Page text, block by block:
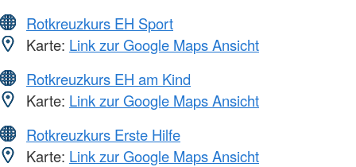
Rotkreuzkurs EH Sport
Karte: Link zur Google Maps Ansicht
Rotkreuzkurs EH am Kind
Karte: Link zur Google Maps Ansicht
Rotkreuzkurs Erste Hilfe
Karte: Link zur Google Maps Ansicht